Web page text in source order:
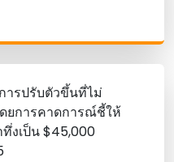
ารปรับตัวขึ้นที่ไม่
ยการคาดการณ์ชี้ให้
งเป็น $45,000